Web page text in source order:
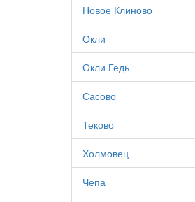
Новое Клиново
Окли
Окли Гедь
Сасово
Теково
Холмовец
Чепа